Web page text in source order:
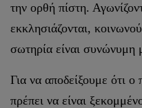
την ορθή πίστη.
εκκλησιάζονται,
σωτηρία είναι συνώνυμη
Για να αποδείξουμε ότι
πρέπει να είναι